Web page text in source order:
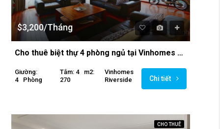
$3,200/Tháng
Cho thuê biệt thự 4 phòng ngủ tại Vinhomes Riverside
Giường:
4
Phòng
Tắm: 4
M2:
270
Vinhomes
Riverside
Chi tiết
CHO THUÊ